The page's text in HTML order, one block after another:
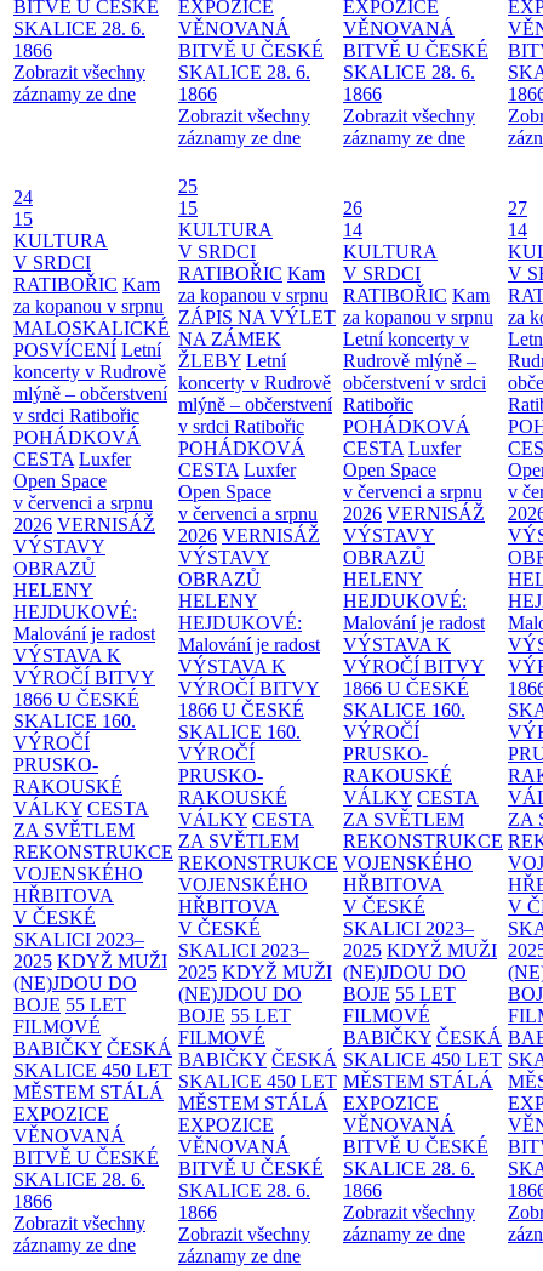
BITVĚ U ČESKÉ
SKALICE 28. 6.
1866
Zobrazit všechny
záznamy ze dne
EXPOZICE
VĚNOVANÁ
BITVĚ U ČESKÉ
SKALICE 28. 6.
1866
Zobrazit všechny
záznamy ze dne
EXPOZICE
VĚNOVANÁ
BITVĚ U ČESKÉ
SKALICE 28. 6.
1866
Zobrazit všechny
záznamy ze dne
24
15
KULTURA
V SRDCI
RATIBOŘIC Kam
za kopanou v srpnu
MALOSKALICKÉ
POSVÍCENÍ Letní
koncerty v Rudrově
mlýně – občerstvení
v srdci Ratibořic
POHÁDKOVÁ
CESTA Luxfer
Open Space
v červenci a srpnu
2026 VERNISÁŽ
VÝSTAVY
OBRAZŮ
HELENY
HEJDUKOVÉ:
Malování je radost
VÝSTAVA K
VÝROČÍ BITVY
1866 U ČESKÉ
SKALICE 160.
VÝROČÍ
PRUSKO-
RAKOUSKÉ
VÁLKY CESTA
ZA SVĚTLEM
REKONSTRUKCE
VOJENSKÉHO
HŘBITOVA
V ČESKÉ
SKALICI 2023–
2025 KDYŽ MUŽI
(NE)JDOU DO
BOJE 55 LET
FILMOVÉ
BABIČKY ČESKÁ
SKALICE 450 LET
MĚSTEM STÁLÁ
EXPOZICE
VĚNOVANÁ
BITVĚ U ČESKÉ
SKALICE 28. 6.
1866
Zobrazit všechny
záznamy ze dne
25
15
KULTURA
V SRDCI
RATIBOŘIC Kam
za kopanou v srpnu
ZÁPIS NA VÝLET
NA ZÁMEK
ŽLEBY Letní
koncerty v Rudrově
mlýně – občerstvení
v srdci Ratibořic
POHÁDKOVÁ
CESTA Luxfer
Open Space
v červenci a srpnu
2026 VERNISÁŽ
VÝSTAVY
OBRAZŮ
HELENY
HEJDUKOVÉ:
Malování je radost
VÝSTAVA K
VÝROČÍ BITVY
1866 U ČESKÉ
SKALICE 160.
VÝROČÍ
PRUSKO-
RAKOUSKÉ
VÁLKY CESTA
ZA SVĚTLEM
REKONSTRUKCE
VOJENSKÉHO
HŘBITOVA
V ČESKÉ
SKALICI 2023–
2025 KDYŽ MUŽI
(NE)JDOU DO
BOJE 55 LET
FILMOVÉ
BABIČKY ČESKÁ
SKALICE 450 LET
MĚSTEM STÁLÁ
EXPOZICE
VĚNOVANÁ
BITVĚ U ČESKÉ
SKALICE 28. 6.
1866
Zobrazit všechny
záznamy ze dne
26
14
KULTURA
V SRDCI
RATIBOŘIC Kam
za kopanou v srpnu
Letní koncerty v
Rudrově mlýně –
občerstvení v srdci
Ratibořic
POHÁDKOVÁ
CESTA Luxfer
Open Space
v červenci a srpnu
2026 VERNISÁŽ
VÝSTAVY
OBRAZŮ
HELENY
HEJDUKOVÉ:
Malování je radost
VÝSTAVA K
VÝROČÍ BITVY
1866 U ČESKÉ
SKALICE 160.
VÝROČÍ
PRUSKO-
RAKOUSKÉ
VÁLKY CESTA
ZA SVĚTLEM
REKONSTRUKCE
VOJENSKÉHO
HŘBITOVA
V ČESKÉ
SKALICI 2023–
2025 KDYŽ MUŽI
(NE)JDOU DO
BOJE 55 LET
FILMOVÉ
BABIČKY ČESKÁ
SKALICE 450 LET
MĚSTEM STÁLÁ
EXPOZICE
VĚNOVANÁ
BITVĚ U ČESKÉ
SKALICE 28. 6.
1866
Zobrazit všechny
záznamy ze dne
27
14
V
za
v
ZA
V